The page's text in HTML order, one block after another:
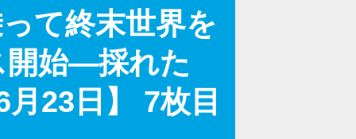
て終末世界を
開始―採れた
23日】 7枚目